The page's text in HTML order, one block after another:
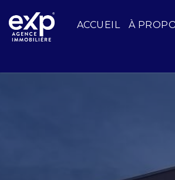
ACCUEIL À